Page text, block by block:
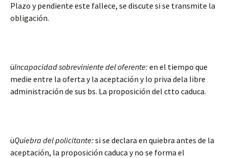
Plazo y pendiente este fallece, se discute si se transmite la
obligación.
üIncapacidad sobreviniente del oferente: en el tiempo que
medie entre la oferta y la aceptación y lo priva dela libre
administración de sus bs. La proposición del ctto caduca.
üQuiebra del policitante: si se declara en quiebra antes de la
aceptación, la proposición caduca y no se forma el